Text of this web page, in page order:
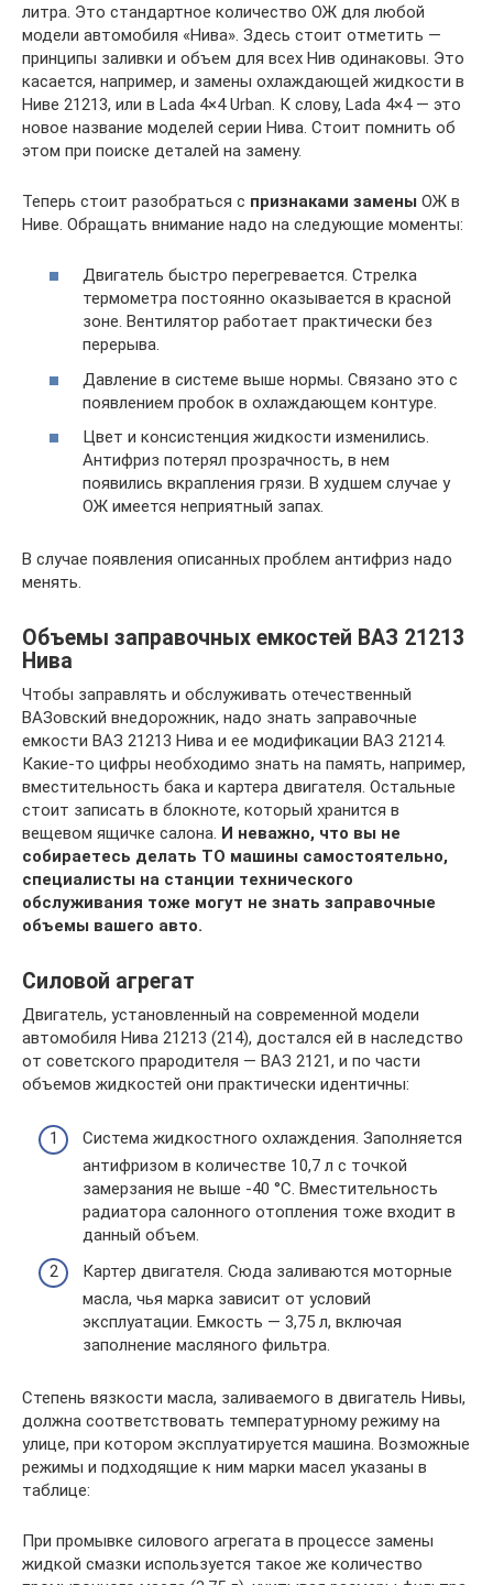
литра. Это стандартное количество ОЖ для любой
модели автомобиля «Нива». Здесь стоит отметить —
принципы заливки и объем для всех Нив одинаковы. Это
касается, например, и замены охлаждающей жидкости в
Ниве 21213, или в Lada 4×4 Urban. К слову, Lada 4×4 — это
новое название моделей серии Нива. Стоит помнить об
этом при поиске деталей на замену.
Теперь стоит разобраться с признаками замены ОЖ в
Ниве. Обращать внимание надо на следующие моменты:
Двигатель быстро перегревается. Стрелка
термометра постоянно оказывается в красной
зоне. Вентилятор работает практически без
перерыва.
Давление в системе выше нормы. Связано это с
появлением пробок в охлаждающем контуре.
Цвет и консистенция жидкости изменились.
Антифриз потерял прозрачность, в нем
появились вкрапления грязи. В худшем случае у
ОЖ имеется неприятный запах.
В случае появления описанных проблем антифриз надо
менять.
Объемы заправочных емкостей ВАЗ 21213
Нива
Чтобы заправлять и обслуживать отечественный
ВАЗовский внедорожник, надо знать заправочные
емкости ВАЗ 21213 Нива и ее модификации ВАЗ 21214.
Какие-то цифры необходимо знать на память, например,
вместительность бака и картера двигателя. Остальные
стоит записать в блокноте, который хранится в
вещевом ящичке салона. И неважно, что вы не
собираетесь делать ТО машины самостоятельно,
специалисты на станции технического
обслуживания тоже могут не знать заправочные
объемы вашего авто.
Силовой агрегат
Двигатель, установленный на современной модели
автомобиля Нива 21213 (214), достался ей в наследство
от советского прародителя — ВАЗ 2121, и по части
объемов жидкостей они практически идентичны:
Система жидкостного охлаждения. Заполняется
антифризом в количестве 10,7 л с точкой
замерзания не выше -40 °С. Вместительность
радиатора салонного отопления тоже входит в
данный объем.
Картер двигателя. Сюда заливаются моторные
масла, чья марка зависит от условий
эксплуатации. Емкость — 3,75 л, включая
заполнение масляного фильтра.
Степень вязкости масла, заливаемого в двигатель Нивы,
должна соответствовать температурному режиму на
улице, при котором эксплуатируется машина. Возможные
режимы и подходящие к ним марки масел указаны в
таблице:
При промывке силового агрегата в процессе замены
жидкой смазки используется такое же количество